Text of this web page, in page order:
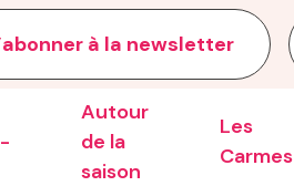
à la newsletter
Autour
de la
saison
Les
Carmes